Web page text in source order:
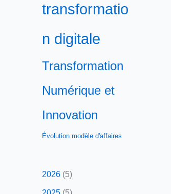
transformatio
n digitale
Transformation
Numérique et
Innovation
Évolution modèle d'affaires
2026 (5)